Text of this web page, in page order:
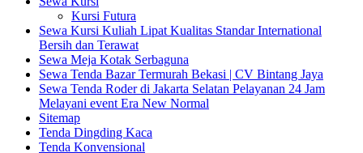
Kursi Futura
Sewa Kursi Kuliah Lipat Kualitas Standar International
Bersih dan Terawat
Sewa Meja Kotak Serbaguna
Sewa Tenda Bazar Termurah Bekasi | CV Bintang Jaya
Sewa Tenda Roder di Jakarta Selatan Pelayanan 24 Jam
Melayani event Era New Normal
Sitemap
Tenda Dingding Kaca
Tenda Konvensional